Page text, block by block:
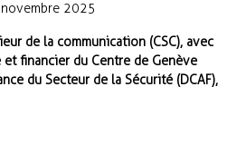
2025
de la communication (CSC), avec
et financier du Centre de Genève
du Secteur de la Sécurité (DCAF),